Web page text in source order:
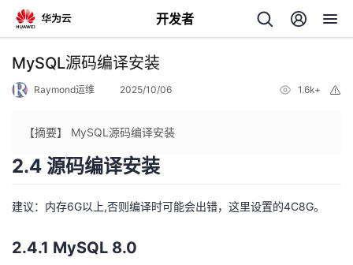
开发者
返
MySQL源码编译安装
Raymond运维 2025/10/06 1.6k+
【摘要】 MySQL源码编译安装
2.4 源码编译安装
建议：内存6G以上,否则编译时可能会出错，这里设置的4C8G。
2.4.1 MySQL 8.0